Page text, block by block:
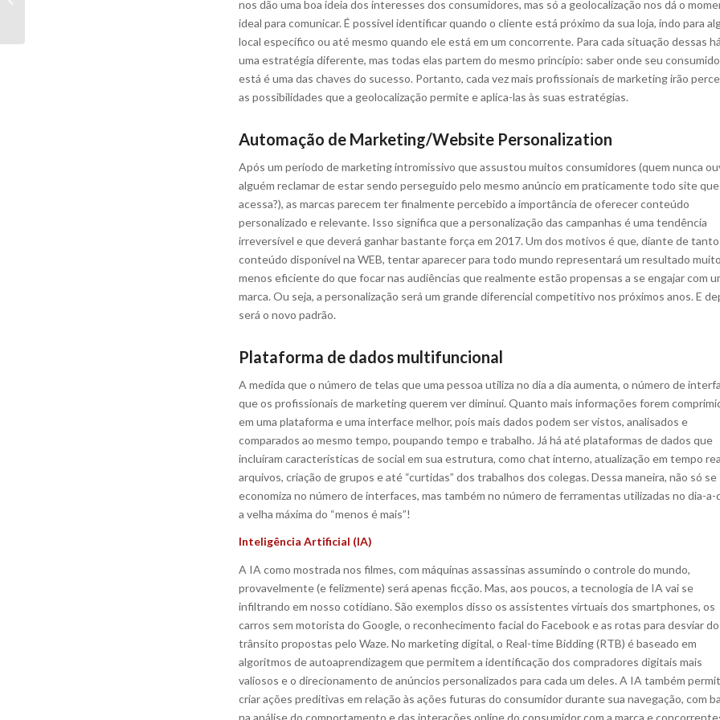
nos dão uma boa ideia dos interesses dos consumidores, mas só a geolocalização nos dá o
ideal para comunicar. É possível identificar quando o cliente está próximo da sua loja, indo para
local específico ou até mesmo quando ele está em um concorrente. Para cada situação dessas há
uma estratégia diferente, mas todas elas partem do mesmo princípio: saber onde seu
está é uma das chaves do sucesso. Portanto, cada vez mais profissionais de marketing irão
as possibilidades que a geolocalização permite e aplica-las às suas estratégias.
Automação de Marketing/Website Personalization
Após um período de marketing intromissivo que assustou muitos consumidores (quem nunca
alguém reclamar de estar sendo perseguido pelo mesmo anúncio em praticamente todo site que
acessa?), as marcas parecem ter finalmente percebido a importância de oferecer conteúdo
personalizado e relevante. Isso significa que a personalização das campanhas é uma tendência
irreversível e que deverá ganhar bastante força em 2017. Um dos motivos é que, diante de tanto
conteúdo disponível na WEB, tentar aparecer para todo mundo representará um resultado muito
menos eficiente do que focar nas audiências que realmente estão propensas a se engajar com
marca. Ou seja, a personalização será um grande diferencial competitivo nos próximos anos. E
será o novo padrão.
Plataforma de dados multifuncional
A medida que o número de telas que uma pessoa utiliza no dia a dia aumenta, o número de
que os profissionais de marketing querem ver diminui. Quanto mais informações forem
em uma plataforma e uma interface melhor, pois mais dados podem ser vistos, analisados e
comparados ao mesmo tempo, poupando tempo e trabalho. Já há até plataformas de dados que
incluíram características de social em sua estrutura, como chat interno, atualização em tempo
arquivos, criação de grupos e até “curtidas” dos trabalhos dos colegas. Dessa maneira, não só se
economiza no número de interfaces, mas também no número de ferramentas utilizadas no dia-a-
a velha máxima do “menos é mais”!
Inteligência Artificial (IA)
A IA como mostrada nos filmes, com máquinas assassinas assumindo o controle do mundo,
provavelmente (e felizmente) será apenas ficção. Mas, aos poucos, a tecnologia de IA vai se
infiltrando em nosso cotidiano. São exemplos disso os assistentes virtuais dos smartphones, os
carros sem motorista do Google, o reconhecimento facial do Facebook e as rotas para desviar do
trânsito propostas pelo Waze. No marketing digital, o Real-time Bidding (RTB) é baseado em
algoritmos de autoaprendizagem que permitem a identificação dos compradores digitais mais
valiosos e o direcionamento de anúncios personalizados para cada um deles. A IA também
criar ações preditivas em relação às ações futuras do consumidor durante sua navegação, com